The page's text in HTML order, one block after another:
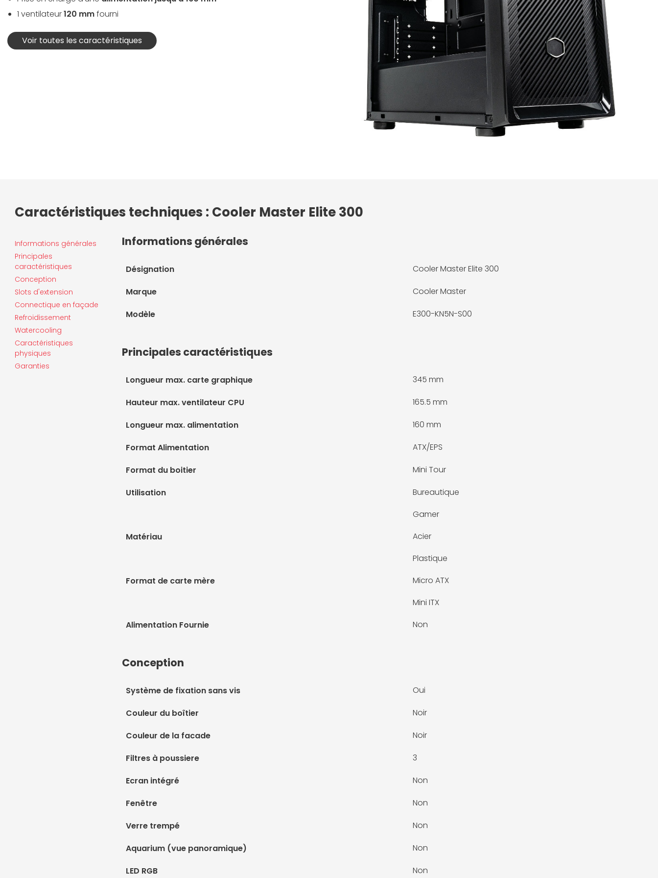
1 ventilateur120 mmfourni
Voir toutes les caractéristiques
Caractéristiques techniques : Cooler Master Elite 300
Informations générales
Principales
caractéristiques
Conception
Slots d'extension
Connectique en façade
Refroidissement
Watercooling
Caractéristiques
physiques
Garanties
Informations générales
Désignation Cooler Master Elite 300
Marque Cooler Master
Modèle E300-KN5N-S00
Principales caractéristiques
Longueur max. carte graphique 345 mm
Hauteur max. ventilateur CPU 165.5 mm
Longueur max. alimentation 160 mm
Format Alimentation ATX/EPS
Format du boitier Mini Tour
Utilisation
Bureautique
Gamer
Matériau
Acier
Plastique
Format de carte mère
Micro ATX
Mini ITX
Alimentation Fournie
Non
Conception
Système de fixation sans vis Oui
Couleur du boîtier Noir
Couleur de la facade Noir
Filtres à poussiere 3
Ecran intégré Non
Fenêtre Non
Verre trempé Non
Aquarium (vue panoramique) Non
LED RGB Non